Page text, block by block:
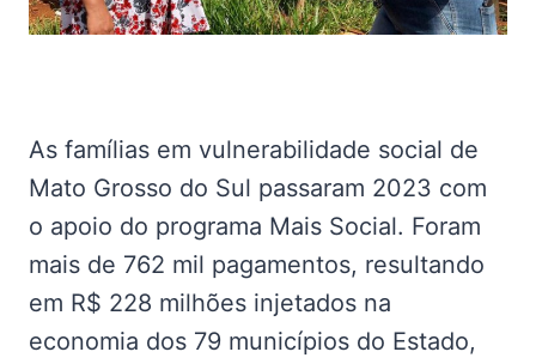
As famílias em vulnerabilidade social de
Mato Grosso do Sul passaram 2023 com
o apoio do programa Mais Social. Foram
mais de 762 mil pagamentos, resultando
em R$ 228 milhões injetados na
economia dos 79 municípios do Estado,